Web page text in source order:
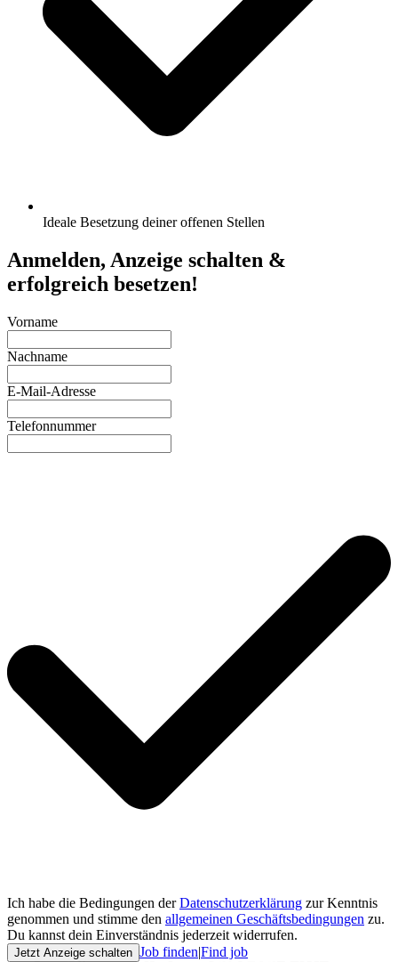
Ideale Besetzung deiner offenen Stellen
Anmelden, Anzeige schalten &
erfolgreich besetzen!
Vorname
Nachname
E-Mail-Adresse
Telefonnummer
Ich habe die Bedingungen der Datenschutzerklärung zur Kenntnis
genommen und stimme den allgemeinen Geschäftsbedingungen zu.
Du kannst dein Einverständnis jederzeit widerrufen.
Jetzt Anzeige schalten Job finden|Find job